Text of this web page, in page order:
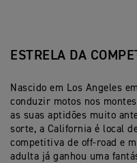
ESTRELA DA
Nascido em Los Angeles
conduzir motos nos
as suas aptidões muito
sorte, a California é local
competitiva de off-road e
adulta já ganhou uma